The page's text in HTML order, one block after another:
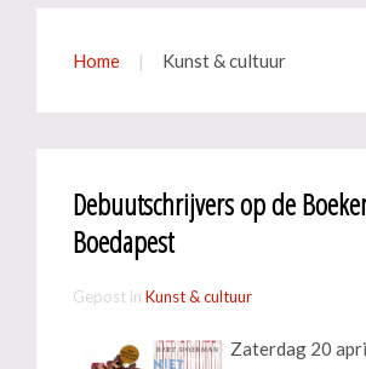
Home Kunst & cultuur
Debuutschrijvers op de
Boedapest
Gepost in Kunst & cultuur
Zaterdag 20